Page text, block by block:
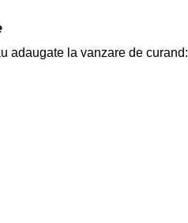
adaugate la vanzare de curand: